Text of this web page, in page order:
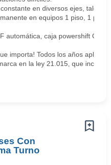
en diversos ejes, tales
en equipos 1 piso, 1
automática, caja powershift GO-
importa! Todos los años
en la ley 21.015, que
Con
Turno